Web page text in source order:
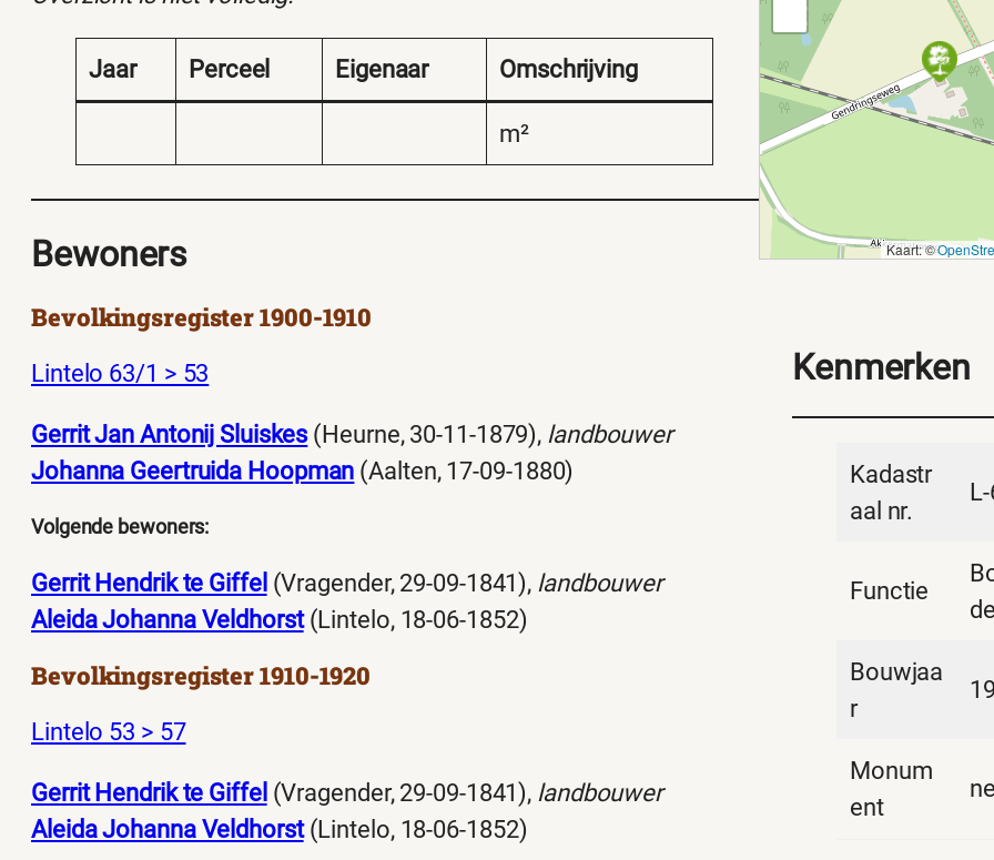
Jaar Perceel Eigenaar Omschrijving
m²
Bewoners
Bevolkingsregister 1900-1910
Lintelo 63/1 > 53
Gerrit Jan Antonij Sluiskes(Heurne, 30-11-1879), landbouwer
Johanna Geertruida Hoopman (Aalten, 17-09-1880)
Volgende bewoners:
Gerrit Hendrik te Giffel (Vragender, 29-09-1841), landbouwer
Aleida Johanna Veldhorst(Lintelo, 18-06-1852)
Bevolkingsregister 1910-1920
Lintelo 53 > 57
Gerrit Hendrik te Giffel (Vragender, 29-09-1841), landbouwer
Aleida Johanna Veldhorst(Lintelo, 18-06-1852)
Kaart: ©
Kenmerken
Kadastr
aal nr.
Functie
Bouwjaa
r
Monum
ent